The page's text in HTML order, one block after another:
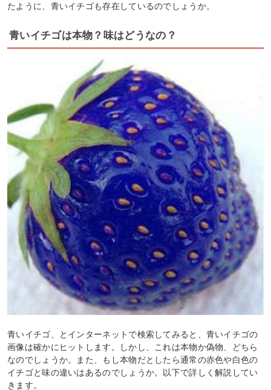
たように、青いイチゴも存在しているのでしょうか。
青いイチゴは本物？味はどうなの？
青いイチゴ、とインターネットで検索してみると、青いイチゴの
画像は確かにヒットします。しかし、これは本物か偽物、どちら
なのでしょうか。また、もし本物だとしたら通常の赤色や白色の
イチゴと味の違いはあるのでしょうか。以下で詳しく解説してい
きます。